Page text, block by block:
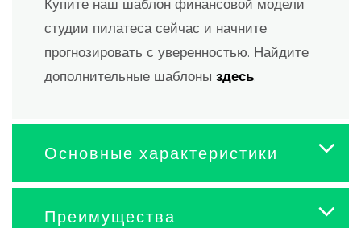
Купите наш шаблон финансовой модели
студии пилатеса сейчас и начните
прогнозировать с уверенностью. Найдите
дополнительные шаблоны здесь.
Основные характеристики
Преимущества